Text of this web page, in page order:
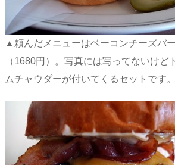
▲頼んだメニューはベーコンチーズバ
（1680円）。写真には写ってないけど
ムチャウダーが付いてくるセットです。